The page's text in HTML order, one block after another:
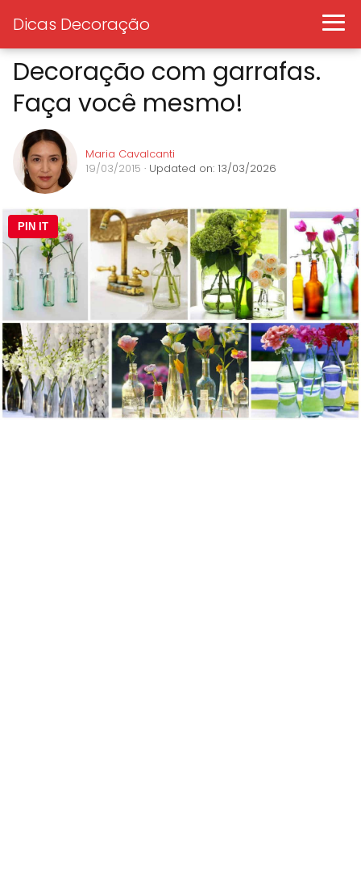
Dicas Decoração
Decoração com garrafas.
Faça você mesmo!
Maria Cavalcanti
19/03/2015 · Updated on: 13/03/2026
PIN IT